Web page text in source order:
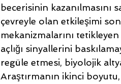
becerisinin
çevreyle olan etkileşimi
mekanizmalarını
açlığı sinyallerini
regüle etmesi, biyolojik
Araştırmanın ikinci